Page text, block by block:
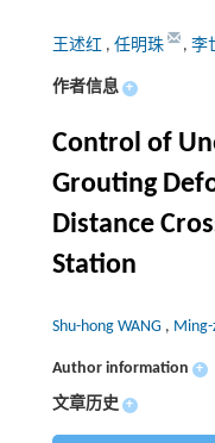
王述红 , 任明珠 , 李
作者信息 +
Control of
Grouting
Distance
Station
Shu-hong WANG , Ming-
Author information +
文章历史 +